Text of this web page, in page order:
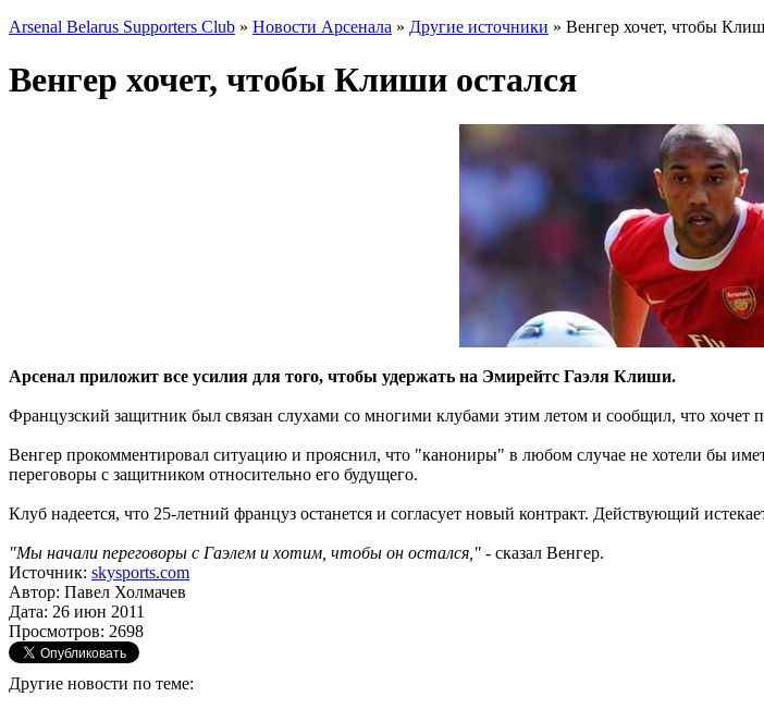
Arsenal Belarus Supporters Club » Новости Арсенала » Другие источники » Венгер хочет, чтобы
Венгер хочет, чтобы Клиши остался
Арсенал приложит все усилия для того, чтобы удержать на Эмирейтс Гаэля Клиши.
Французский защитник был связан слухами со многими клубами этим летом и сообщил, что
Венгер прокомментировал ситуацию и прояснил, что "канониры" в любом случае не хотели бы
переговоры с защитником относительно его будущего.
Клуб надеется, что 25-летний француз останется и согласует новый контракт. Действующий
"Мы начали переговоры с Гаэлем и хотим, чтобы он остался," - сказал Венгер.
Источник: skysports.com
Автор: Павел Холмачев
Дата: 26 июн 2011
Просмотров: 2698
Другие новости по теме: